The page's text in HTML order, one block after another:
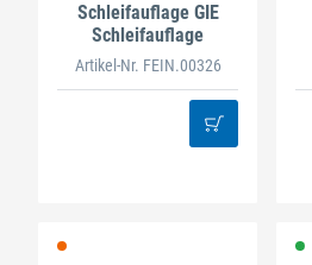
Schleifauflage GIE
Schleifauflage
Artikel-Nr. FEIN.00326